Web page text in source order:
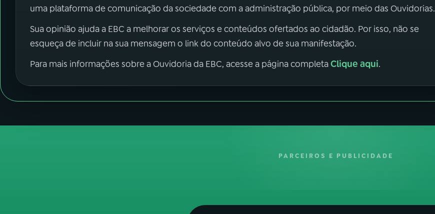
uma plataforma de comunicação da sociedade com a administração pública, por meio das Ouvidorias.
Sua opinião ajuda a EBC a melhorar os serviços e conteúdos ofertados ao cidadão. Por isso, não se
esqueça de incluir na sua mensagem o link do conteúdo alvo de sua manifestação.
Para mais informações sobre a Ouvidoria da EBC, acesse a página completaClique aqui.
PARCEIROS E PUBLICIDADE